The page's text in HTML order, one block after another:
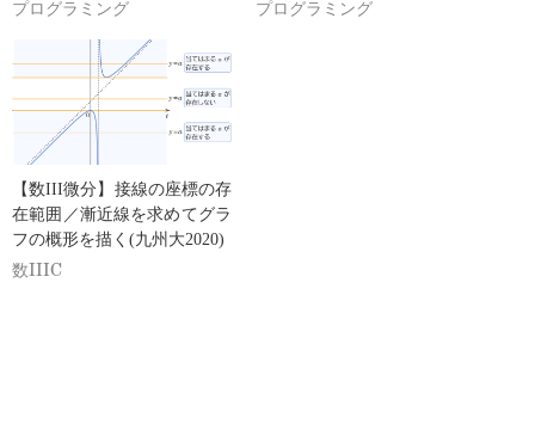
プログラミング プログラミング
【数III微分】接線の座標の存
在範囲／漸近線を求めてグラ
フの概形を描く(九州大2020)
数IIIC